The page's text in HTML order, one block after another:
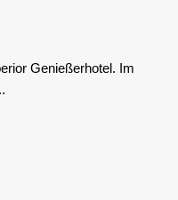
Genie­ßer­ho­tel. Im